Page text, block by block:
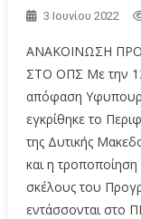
3 Ιουνίου 2022
ΑΝΑΚΟΙΝΩΣΗ
ΣΤΟ ΟΠΣ Με την
απόφαση
εγκρίθηκε το
της Δυτικής
και η
σκέλους του
εντάσσονται στο